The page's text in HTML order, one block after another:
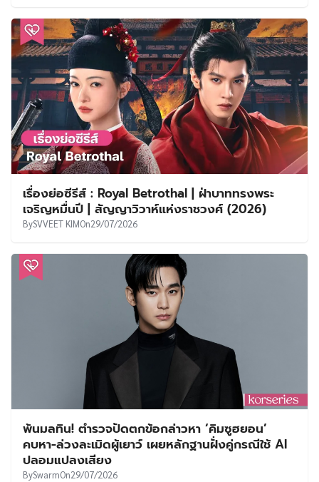
เรื่องย่อซีรีส์ : Royal Betrothal | ฝ่าบาททรงพระ
เจริญหมื่นปี | สัญญาวิวาห์แห่งราชวงศ์ (2026)
BySVVEET KIMOn29/07/2026
พ้นมลทิน! ตำรวจปัดตกข้อกล่าวหา ‘คิมซูฮยอน’
คบหา-ล่วงละเมิดผู้เยาว์ เผยหลักฐานฝั่งคู่กรณีใช้ AI
ปลอมแปลงเสียง
BySwarmOn29/07/2026